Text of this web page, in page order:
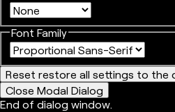
Font Family
Reset restore all settings to the
Close Modal Dialog
End of dialog window.